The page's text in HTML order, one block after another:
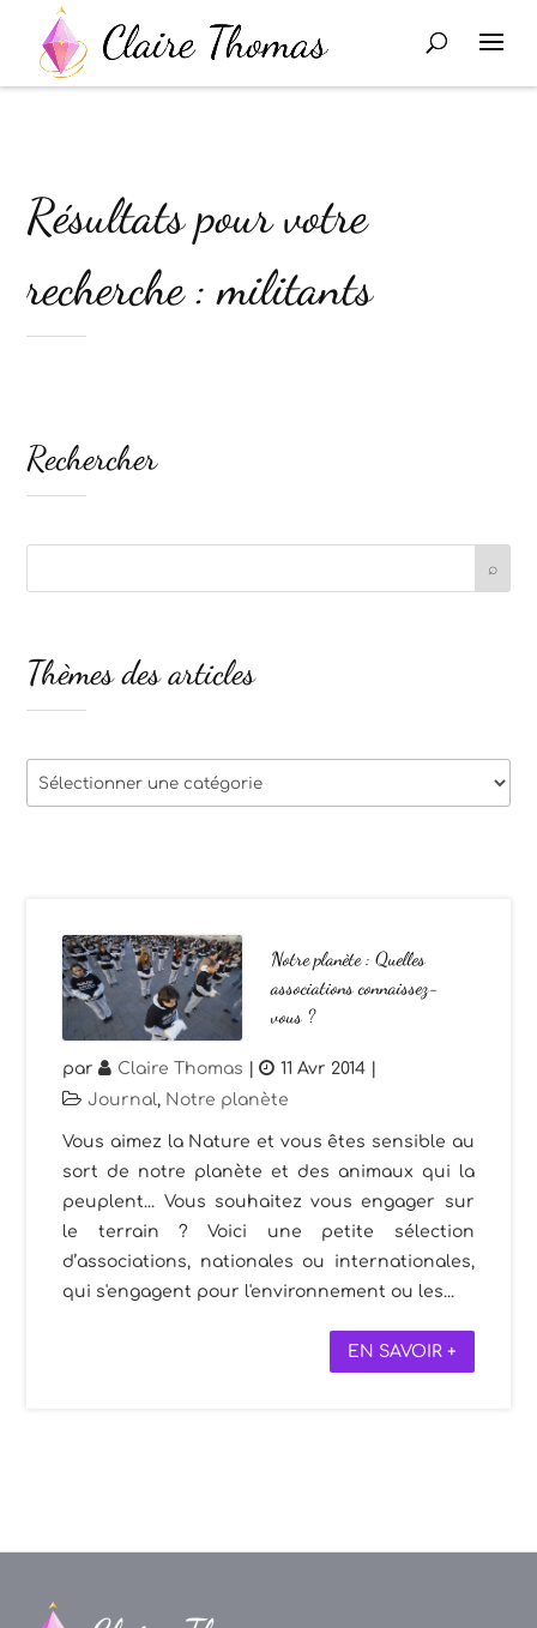
Résultats pour votre
recherche : militants
Notre planète : Quelles
associations connaissez-
vous ?
par Claire Thomas | 11 Avr 2014
Journal, Notre planète
Vous aimez la Nature et vous êtes sensible au
sort de notre planète et des animaux qui la
peuplent... Vous souhaitez vous engager sur
le terrain ? Voici une petite sélection
d’associations, nationales ou internationales,
qui s'engagent pour l'environnement ou les...
EN SAVOIR +
Rechercher
Thèmes des articles
Thèmes
des